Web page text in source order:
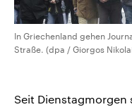
In Griechenland gehen
Straße. (dpa / Giorgos
Seit Dienstagmorgen